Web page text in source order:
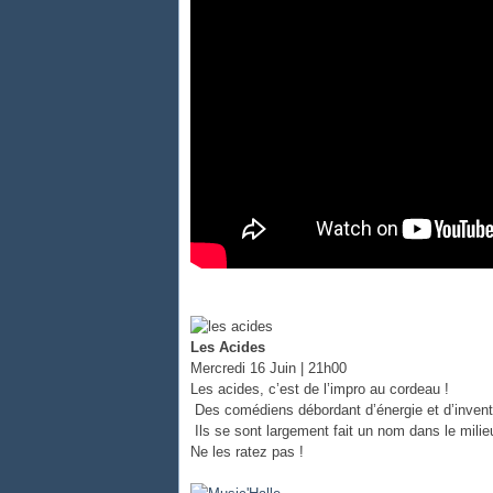
Les Acides
Mercredi 16 Juin | 21h00
Les acides, c’est de l’impro au cordeau !
Des comédiens débordant d’énergie et
Ils se sont largement fait un nom dans le
Ne les ratez pas !